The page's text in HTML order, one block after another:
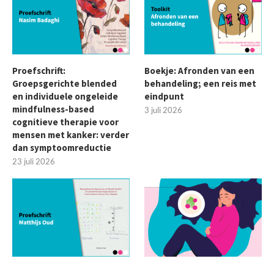
Proefschrift:
Groepsgerichte blended
en individuele ongeleide
mindfulness-based
cognitieve therapie voor
mensen met kanker: verder
dan symptoomreductie
23 juli 2026
Boekje: Afronden van een
behandeling; een reis met
eindpunt
3 juli 2026